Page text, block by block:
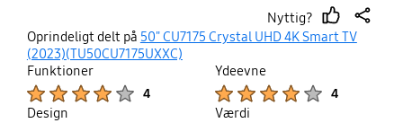
Chromecast. Alt i alt meget tilfreds!Nyttig?
thumbshare
Oprindeligt delt på 50" CU7175 Crystal UHD 4K Smart TV
(2023)(TU50CU7175UXXC)
Funktioner
4
Ydeevne
4
Design
Værdi